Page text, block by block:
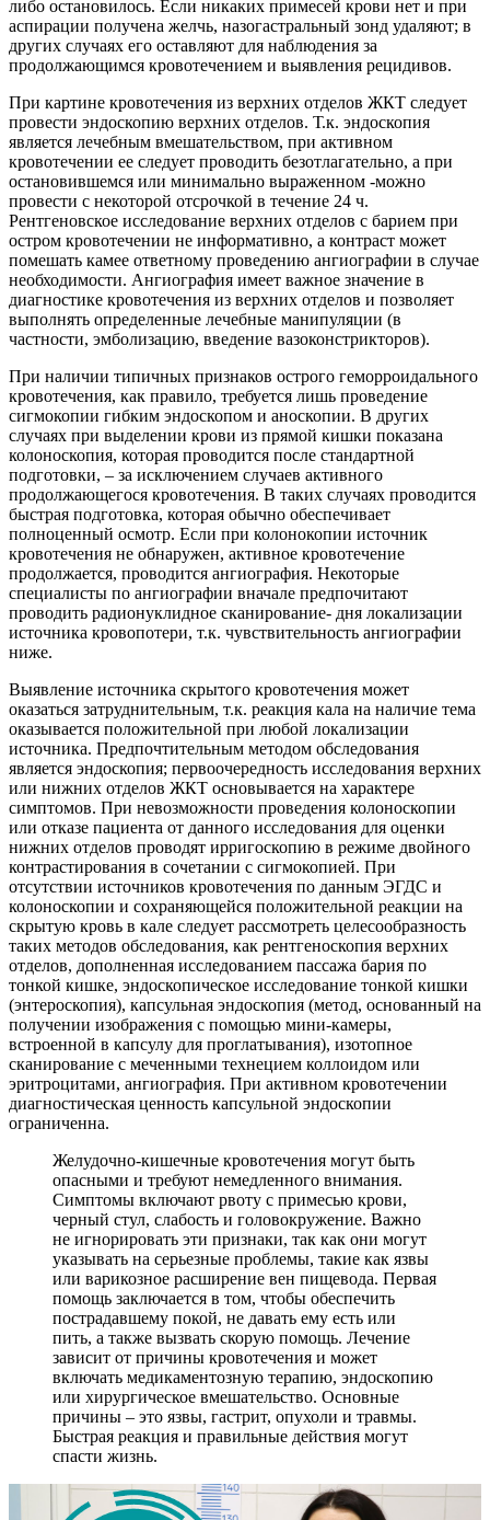
либо остановилось. Если никаких примесей крови нет и при
аспирации получена желчь, назогастральный зонд удаляют; в
других случаях его оставляют для наблюдения за
продолжающимся кровотечением и выявления рецидивов.
При картине кровотечения из верхних отделов ЖКТ следует
провести эндоскопию верхних отделов. Т.к. эндоскопия
является лечебным вмешательством, при активном
кровотечении ее следует проводить безотлагательно, а при
остановившемся или минимально выраженном -можно
провести с некоторой отсрочкой в течение 24 ч.
Рентгеновское исследование верхних отделов с барием при
остром кровотечении не информативно, а контраст может
помешать камее ответному проведению ангиографии в случае
необходимости. Ангиография имеет важное значение в
диагностике кровотечения из верхних отделов и позволяет
выполнять определенные лечебные манипуляции (в
частности, эмболизацию, введение вазоконстрикторов).
При наличии типичных признаков острого геморроидального
кровотечения, как правило, требуется лишь проведение
сигмокопии гибким эндоскопом и аноскопии. В других
случаях при выделении крови из прямой кишки показана
колоноскопия, которая проводится после стандартной
подготовки, – за исключением случаев активного
продолжающегося кровотечения. В таких случаях проводится
быстрая подготовка, которая обычно обеспечивает
полноценный осмотр. Если при колонокопии источник
кровотечения не обнаружен, активное кровотечение
продолжается, проводится ангиография. Некоторые
специалисты по ангиографии вначале предпочитают
проводить радионуклидное сканирование- дня локализации
источника кровопотери, т.к. чувствительность ангиографии
ниже.
Выявление источника скрытого кровотечения может
оказаться затруднительным, т.к. реакция кала на наличие тема
оказывается положительной при любой локализации
источника. Предпочтительным методом обследования
является эндоскопия; первоочередность исследования верхних
или нижних отделов ЖКТ основывается на характере
симптомов. При невозможности проведения колоноскопии
или отказе пациента от данного исследования для оценки
нижних отделов проводят ирригоскопию в режиме двойного
контрастирования в сочетании с сигмокопией. При
отсутствии источников кровотечения по данным ЭГДС и
колоноскопии и сохраняющейся положительной реакции на
скрытую кровь в кале следует рассмотреть целесообразность
таких методов обследования, как рентгеноскопия верхних
отделов, дополненная исследованием пассажа бария по
тонкой кишке, эндоскопическое исследование тонкой кишки
(энтероскопия), капсульная эндоскопия (метод, основанный на
получении изображения с помощью мини-камеры,
встроенной в капсулу для проглатывания), изотопное
сканирование с меченными технецием коллоидом или
эритроцитами, ангиография. При активном кровотечении
диагностическая ценность капсульной эндоскопии
ограниченна.
Желудочно-кишечные кровотечения могут быть
опасными и требуют немедленного внимания.
Симптомы включают рвоту с примесью крови,
черный стул, слабость и головокружение. Важно
не игнорировать эти признаки, так как они могут
указывать на серьезные проблемы, такие как язвы
или варикозное расширение вен пищевода. Первая
помощь заключается в том, чтобы обеспечить
пострадавшему покой, не давать ему есть или
пить, а также вызвать скорую помощь. Лечение
зависит от причины кровотечения и может
включать медикаментозную терапию, эндоскопию
или хирургическое вмешательство. Основные
причины – это язвы, гастрит, опухоли и травмы.
Быстрая реакция и правильные действия могут
спасти жизнь.